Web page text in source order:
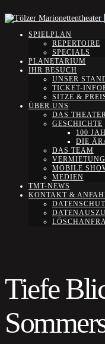
SPIELPLAN
REPERTOIRE
SPECIALS
PLANETARIUM
IHR BESUCH
UNSER
TICKET-
SITZE &
ÜBER UNS
DAS
GESCHICHTE
100
DIE
DAS TEAM
VERMIETUNG
MOBILE
MEDIEN
TMT-NEWS
KONTAKT &
Tiefe